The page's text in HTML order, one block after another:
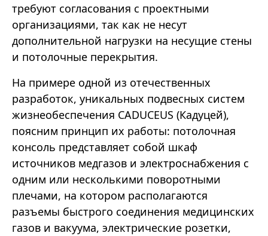
требуют согласования с проектными
организациями, так как не несут
дополнительной нагрузки на несущие стены
и потолочные перекрытия.
На примере одной из отечественных
разработок, уникальных подвесных систем
жизнеобеспечения CADUCEUS (Кадуцей),
поясним принцип их работы: потолочная
консоль представляет собой шкаф
источников медгазов и электроснабжения с
одним или несколькими поворотными
плечами, на котором располагаются
разъемы быстрого соединения медицинских
газов и вакуума, электрические розетки,